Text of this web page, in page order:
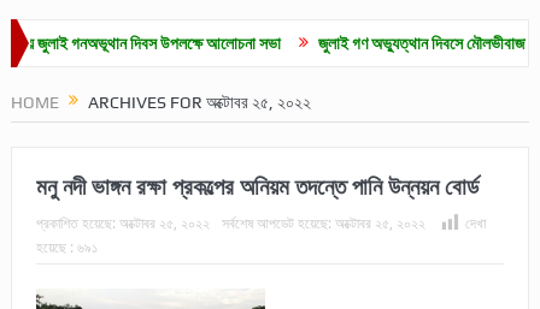
গনঅভূথান দিবস উপলক্ষে আলোচনা সভা জুলাই গণ অভ্যুত্থান দিবসে মৌলভীবাজারে নানা
HOME ARCHIVES FOR অক্টোবর ২৫, ২০২২
মনু নদী ভাঙ্গন রক্ষা প্রকল্পের অনিয়ম তদন্তে পানি উন্নয়ন বোর্ড
প্রকাশিত হয়েছে: অক্টোবর ২৫, ২০২২ সর্বশেষ আপডেট হয়েছে: অক্টোবর ২৫, ২০২২
দেখা
হয়েছে : ৬৯১